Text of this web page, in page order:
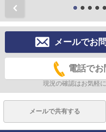
メールでお
電話で
現況の確認はお気軽
メールで共有する